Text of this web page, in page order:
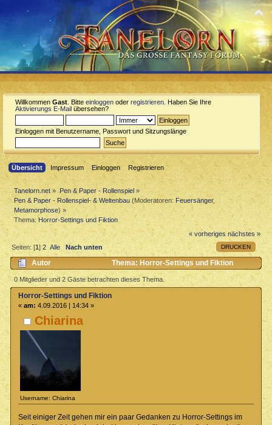
Willkommen Gast . Bitte einloggen oder registrieren . Haben Sie Ihre
Aktivierungs E-Mail übersehen?
Einloggen mit Benutzername, Passwort und Sitzungslänge
Übersicht Impressum Einloggen Registrieren
Tanelorn.net » Pen & Paper - Rollenspiel»
Pen & Paper - Rollenspiel- & Weltenbau (Moderatoren: Feuersänger,
Metamorphose) »
Thema: Horror-Settings und Fiktion
« vorheriges nächstes »
DRUCKEN
Seiten: [1]2 Alle Nach unten
Autor
Thema: Horror-Settings und Fiktion
(Gelesen 7224 mal)
0 Mitglieder und 2 Gäste betrachten dieses Thema.
Chiarina
Username: Chiarina
Horror-Settings und Fiktion
« am: 4.09.2016 | 14:34 »
Seit einiger Zeit gehen mir ein paar Gedanken zu Horror-Settings im